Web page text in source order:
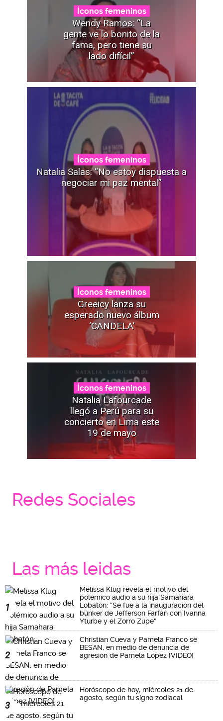
Íconos femeninos
Wendy Ramos: “La
gente ve lo bonito de la
fama, pero tiene su
lado difícil”
Íconos femeninos
Natalia Salas: “No estoy dispuesta a
negociar mi paz mental”
Íconos femeninos
Greeicy lanza su
esperado nuevo álbum
‘CANDELA’
Íconos femeninos
Natalia Lafourcade
llegó a Perú para su
concierto en Lima este
19 de mayo
Redes Sociales
Las más leidas
1
Melissa Klug revela el motivo del
polémico audio a su hija Samahara
Lobatón: "Se fue a la inauguración del
búnker de Jefferson Farfán con Ivanna
Yturbe y el Zorro Zupe"
2
Christian Cueva y Pamela Franco se
BESAN, en medio de denuncia de
agresión de Pamela López [VIDEO]
3
Horóscopo de hoy, miércoles 21 de
agosto, según tu signo zodiacal